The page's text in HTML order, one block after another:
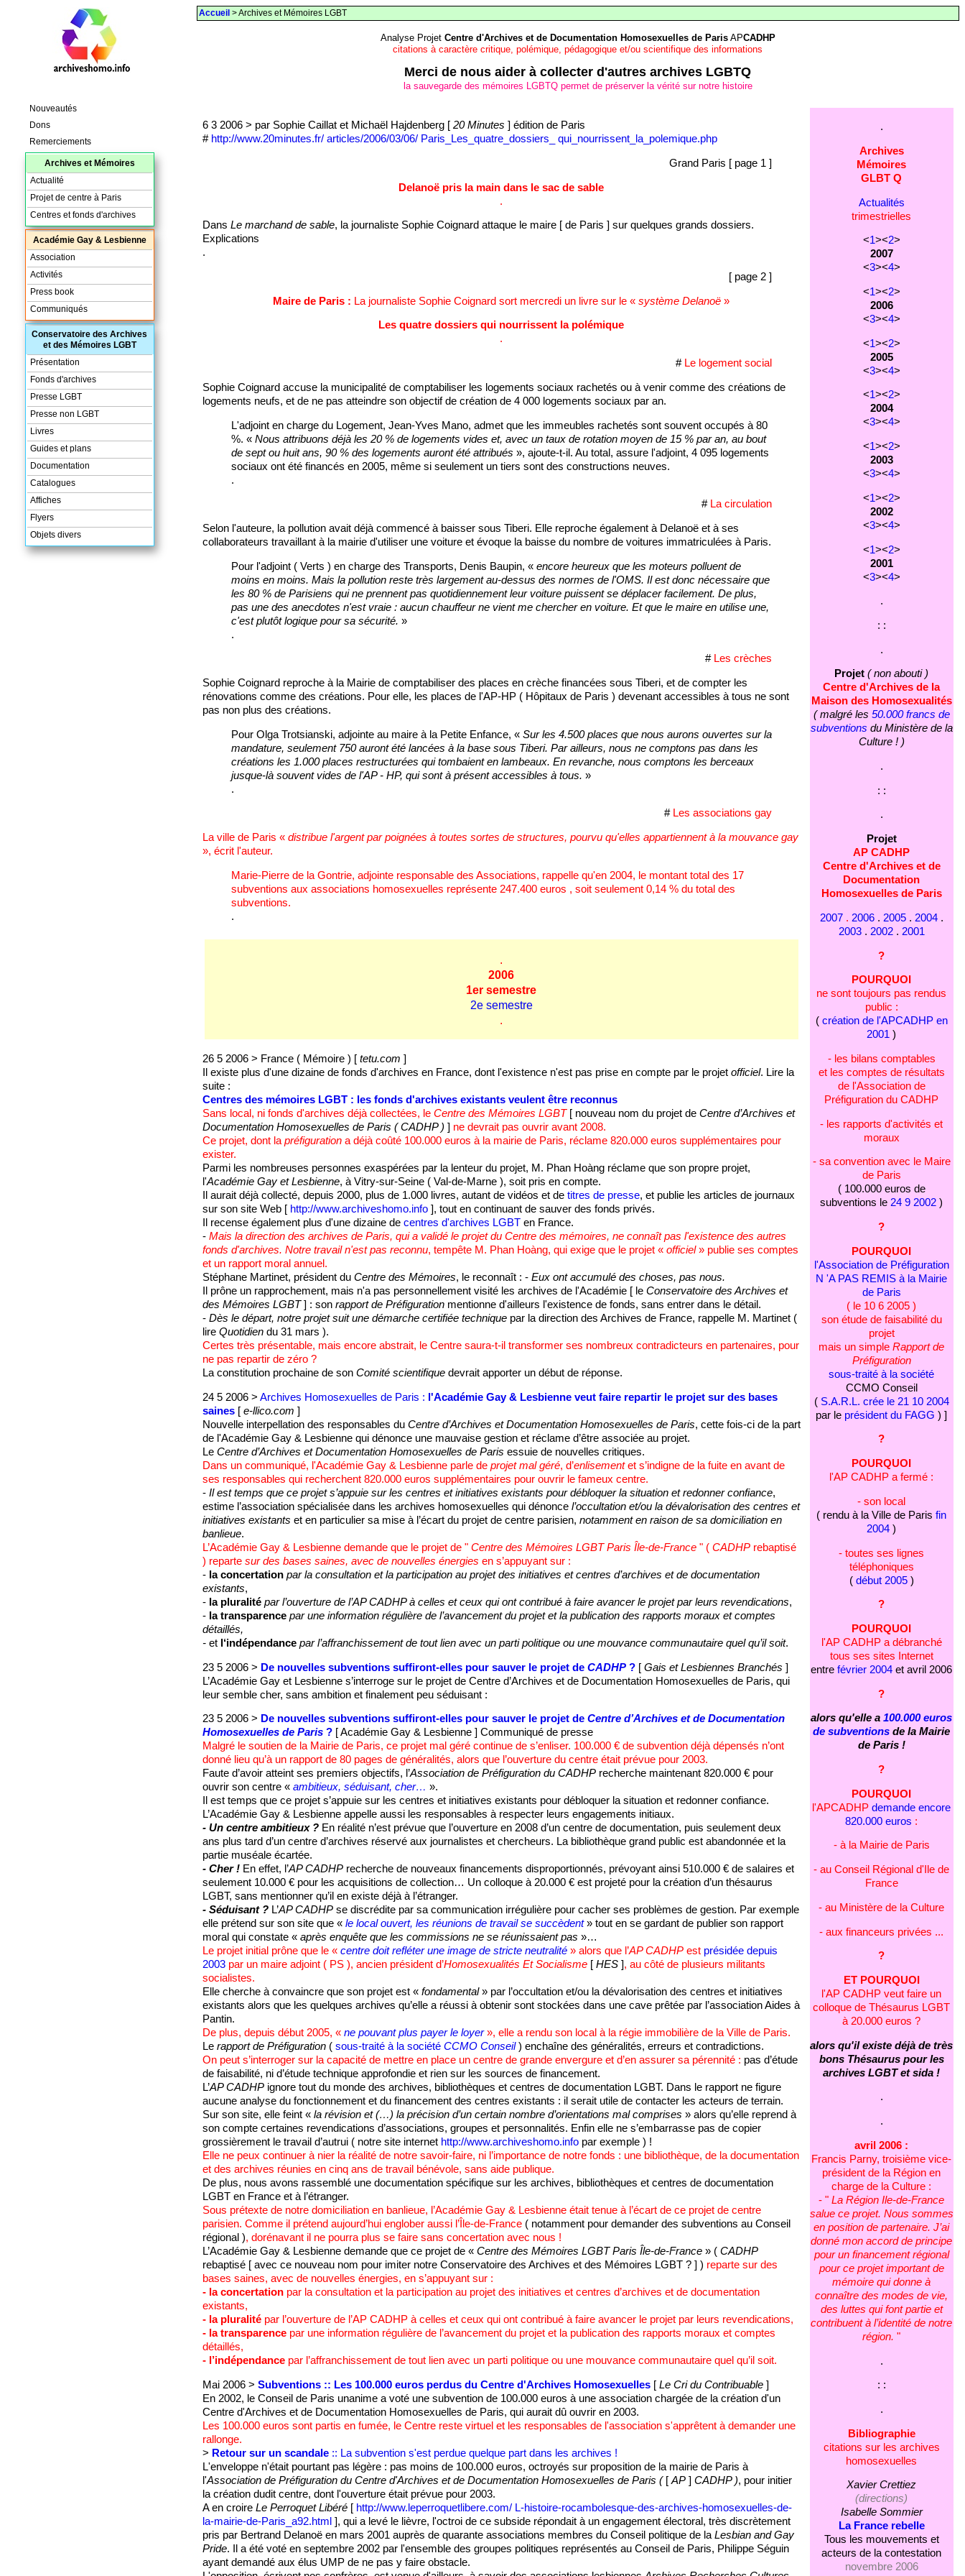
Accueil > Archives et Mémoires LGBT
Analyse Projet Centre d'Archives et de Documentation Homosexuelles de ParisAPCADHP
citations à caractère critique, polémique, pédagogique et/ou scientifique des informations
Merci de nous aider à collecter d'autres archives LGBTQ
la sauvegarde des mémoires LGBTQ permet de préserver la vérité sur notre histoire
6 3 2006 > par Sophie Caillat et Michaël Hajdenberg [ 20 Minutes ] édition de Paris
# http://www.20minutes.fr/ articles/2006/03/06/ Paris_Les_quatre_dossiers_ qui_nourrissent_la_polemique.php
Grand Paris [ page 1 ]
Delanoë pris la main dans le sac de sable
.
Dans Le marchand de sable, la journaliste Sophie Coignard attaque le maire [ de Paris ] sur quelques grands dossiers.
Explications
.
[ page 2 ]
Maire de Paris : La journaliste Sophie Coignard sort mercredi un livre sur le «système Delanoë »
Les quatre dossiers qui nourrissent la polémique
.
# Le logement social
Sophie Coignard accuse la municipalité de comptabiliser les logements sociaux rachetés ou à venir comme des créations de
logements neufs, et de ne pas atteindre son objectif de création de 4 000 logements sociaux par an.
L'adjoint en charge du Logement, Jean-Yves Mano, admet que les immeubles rachetés sont souvent occupés à 80
%. « Nous attribuons déjà les 20 % de logements vides et, avec un taux de rotation moyen de 15 % par an, au bout
de sept ou huit ans, 90 % des logements auront été attribués », ajoute-t-il. Au total, assure l'adjoint, 4 095 logements
sociaux ont été financés en 2005, même si seulement un tiers sont des constructions neuves.
.
# La circulation
Selon l'auteure, la pollution avait déjà commencé à baisser sous Tiberi. Elle reproche également à Delanoë et à ses
collaborateurs travaillant à la mairie d'utiliser une voiture et évoque la baisse du nombre de voitures immatriculées à Paris.
Pour l'adjoint ( Verts ) en charge des Transports, Denis Baupin, « encore heureux que les moteurs polluent de
moins en moins. Mais la pollution reste très largement au-dessus des normes de l'OMS. Il est donc nécessaire que
les 80 % de Parisiens qui ne prennent pas quotidiennement leur voiture puissent se déplacer facilement. De plus,
pas une des anecdotes n'est vraie : aucun chauffeur ne vient me chercher en voiture. Et que le maire en utilise une,
c'est plutôt logique pour sa sécurité. »
.
# Les crèches
Sophie Coignard reproche à la Mairie de comptabiliser des places en crèche financées sous Tiberi, et de compter les
rénovations comme des créations. Pour elle, les places de l'AP-HP ( Hôpitaux de Paris ) devenant accessibles à tous ne sont
pas non plus des créations.
Pour Olga Trotsianski, adjointe au maire à la Petite Enfance, « Sur les 4.500 places que nous aurons ouvertes sur la
mandature, seulement 750 auront été lancées à la base sous Tiberi. Par ailleurs, nous ne comptons pas dans les
créations les 1.000 places restructurées qui tombaient en lambeaux. En revanche, nous comptons les berceaux
jusque-là souvent vides de l'AP - HP, qui sont à présent accessibles à tous. »
.
# Les associations gay
La ville de Paris « distribue l'argent par poignées à toutes sortes de structures, pourvu qu'elles appartiennent à la mouvance gay
», écrit l'auteur.
Marie-Pierre de la Gontrie, adjointe responsable des Associations, rappelle qu'en 2004, le montant total des 17
subventions aux associations homosexuelles représente 247.400 euros , soit seulement 0,14 % du total des
subventions.
.
.
2006
1er semestre
2e semestre
.
26 5 2006 > France ( Mémoire ) [ tetu.com ]
Il existe plus d'une dizaine de fonds d'archives en France, dont l'existence n'est pas prise en compte par le projet officiel. Lire la
suite :
Centres des mémoires LGBT : les fonds d'archives existants veulent être reconnus
Sans local, ni fonds d'archives déjà collectées, le Centre des Mémoires LGBT[ nouveau nom du projet de Centre d’Archives et
Documentation Homosexuelles de Paris ( CADHP ) ] ne devrait pas ouvrir avant 2008.
Ce projet, dont la préfigurationa déjà coûté 100.000 euros à la mairie de Paris, réclame 820.000 euros supplémentaires pour
exister.
Parmi les nombreuses personnes exaspérées par la lenteur du projet, M. Phan Hoàng réclame que son propre projet,
l'Académie Gay et Lesbienne, à Vitry-sur-Seine ( Val-de-Marne ), soit pris en compte.
Il aurait déjà collecté, depuis 2000, plus de 1.000 livres, autant de vidéos et de titres de presse, et publie les articles de journaux
sur son site Web [ http://www.archiveshomo.info], tout en continuant de sauver des fonds privés.
Il recense également plus d'une dizaine de centres d'archives LGBTen France.
- Mais la direction des archives de Paris, qui a validé le projet du Centre des mémoires, ne connaît pas l'existence des autres
fonds d'archives. Notre travail n'est pas reconnu, tempête M. Phan Hoàng, qui exige que le projet « officiel» publie ses comptes
et un rapport moral annuel.
Stéphane Martinet, président du Centre des Mémoires, le reconnaît : - Eux ont accumulé des choses, pas nous.
Il prône un rapprochement, mais n'a pas personnellement visité les archives de l'Académie [ le Conservatoire des Archives et
des Mémoires LGBT] : son rapport de Préfigurationmentionne d'ailleurs l'existence de fonds, sans entrer dans le détail.
- Dès le départ, notre projet suit une démarche certifiée techniquepar la direction des Archives de France, rappelle M. Martinet (
lire Quotidiendu 31 mars ).
Certes très présentable, mais encore abstrait, le Centre saura-t-il transformer ses nombreux contradicteurs en partenaires, pour
ne pas repartir de zéro ?
La constitution prochaine de son Comité scientifiquedevrait apporter un début de réponse.
24 5 2006 > Archives Homosexuelles de Paris : l'Académie Gay & Lesbienne veut faire repartir le projet sur des bases
saines[ e-llico.com ]
Nouvelle interpellation des responsables du Centre d’Archives et Documentation Homosexuelles de Paris, cette fois-ci de la part
de l'Académie Gay & Lesbienne qui dénonce une mauvaise gestion et réclame d’être associée au projet.
Le Centre d’Archives et Documentation Homosexuelles de Paris essuie de nouvelles critiques.
Dans un communiqué, l'Académie Gay & Lesbienne parle de projet mal géré, d’enlisementet s’indigne de la fuite en avant de
ses responsables qui recherchent 820.000 euros supplémentaires pour ouvrir le fameux centre.
- Il est temps que ce projet s’appuie sur les centres et initiatives existants pour débloquer la situation et redonner confiance,
estime l’association spécialisée dans les archives homosexuelles qui dénonce l’occultation et/ou la dévalorisation des centres et
initiatives existants et en particulier sa mise à l’écart du projet de centre parisien, notamment en raison de sa domiciliation en
banlieue.
L’Académie Gay & Lesbienne demande que le projet de " Centre des Mémoires LGBT Paris Île-de-France" ( CADHPrebaptisé
) reparte sur des bases saines, avec de nouvelles énergies en s’appuyant sur :
- la concertation par la consultation et la participation au projet des initiatives et centres d’archives et de documentation
existants,
- la pluralité par l’ouverture de l’AP CADHP à celles et ceux qui ont contribué à faire avancer le projet par leurs revendications,
- la transparence par une information régulière de l’avancement du projet et la publication des rapports moraux et comptes
détaillés,
- et l‘indépendance par l’affranchissement de tout lien avec un parti politique ou une mouvance communautaire quel qu’il soit.
23 5 2006 > De nouvelles subventions suffiront-elles pour sauver le projet de CADHP?[ Gais et Lesbiennes Branchés ]
L’Académie Gay et Lesbienne s’interroge sur le projet de Centre d’Archives et de Documentation Homosexuelles de Paris, qui
leur semble cher, sans ambition et finalement peu séduisant :
23 5 2006 > De nouvelles subventions suffiront-elles pour sauver le projet de Centre d’Archives et de Documentation
Homosexuelles de Paris?[ Académie Gay & Lesbienne ] Communiqué de presse
Malgré le soutien de la Mairie de Paris, ce projet mal géré continue de s’enliser. 100.000 € de subvention déjà dépensés n’ont
donné lieu qu’à un rapport de 80 pages de généralités, alors que l’ouverture du centre était prévue pour 2003.
Faute d’avoir atteint ses premiers objectifs, l’Association de Préfiguration du CADHPrecherche maintenant 820.000 € pour
ouvrir son centre « ambitieux, séduisant, cher… ».
Il est temps que ce projet s’appuie sur les centres et initiatives existants pour débloquer la situation et redonner confiance.
L’Académie Gay & Lesbienne appelle aussi les responsables à respecter leurs engagements initiaux.
- Un centre ambitieux ?En réalité n’est prévue que l’ouverture en 2008 d’un centre de documentation, puis seulement deux
ans plus tard d’un centre d’archives réservé aux journalistes et chercheurs. La bibliothèque grand public est abandonnée et la
partie muséale écartée.
- Cher !En effet, l’AP CADHPrecherche de nouveaux financements disproportionnés, prévoyant ainsi 510.000 € de salaires et
seulement 10.000 € pour les acquisitions de collection… Un colloque à 20.000 € est projeté pour la création d’un thésaurus
LGBT, sans mentionner qu’il en existe déjà à l’étranger.
- Séduisant ?L’AP CADHPse discrédite par sa communication irrégulière pour cacher ses problèmes de gestion. Par exemple
elle prétend sur son site que « le local ouvert, les réunions de travail se succèdent» tout en se gardant de publier son rapport
moral qui constate « après enquête que les commissions ne se réunissaient pas »…
Le projet initial prône que le « centre doit refléter une image de stricte neutralité» alors que l’AP CADHPest présidée depuis
2003par un maire adjoint ( PS ), ancien président d’Homosexualités Et Socialisme[ HES], au côté de plusieurs militants
socialistes.
Elle cherche à convaincre que son projet est « fondamental» par l’occultation et/ou la dévalorisation des centres et initiatives
existants alors que les quelques archives qu’elle a réussi à obtenir sont stockées dans une cave prêtée par l’association Aides à
Pantin.
De plus, depuis début 2005, « ne pouvant plus payer le loyer», elle a rendu son local à la régie immobilière de la Ville de Paris.
Le rapport de Préfiguration( sous-traité à la société CCMO Conseil) enchaîne des généralités, erreurs et contradictions.
On peut s’interroger sur la capacité de mettre en place un centre de grande envergure et d’en assurer sa pérennité : pas d’étude
de faisabilité, ni d’étude technique approfondie et rien sur les sources de financement.
L’AP CADHPignore tout du monde des archives, bibliothèques et centres de documentation LGBT. Dans le rapport ne figure
aucune analyse du fonctionnement et du financement des centres existants : il serait utile de contacter les acteurs de terrain.
Sur son site, elle feint « la révision et (…) la précision d’un certain nombre d’orientations mal comprises » alors qu’elle reprend à
son compte certaines revendications d’associations, groupes et personnalités. Enfin elle ne s’embarrasse pas de copier
grossièrement le travail d’autrui ( notre site internet http://www.archiveshomo.infopar exemple ) !
Elle ne peux continuer à nier la réalité de notre savoir-faire, ni l’importance de notre fonds : une bibliothèque, de la documentation
et des archives réunies en cinq ans de travail bénévole, sans aide publique.
De plus, nous avons rassemblé une documentation spécifique sur les archives, bibliothèques et centres de documentation
LGBT en France et à l’étranger.
Sous prétexte de notre domiciliation en banlieue, l’Académie Gay & Lesbienne était tenue à l’écart de ce projet de centre
parisien. Comme il prétend aujourd’hui englober aussi l’Île-de-France( notamment pour demander des subventions au Conseil
régional ), dorénavant il ne pourra plus se faire sans concertation avec nous !
L’Académie Gay & Lesbienne demande que ce projet de « Centre des Mémoires LGBT Paris Île-de-France» ( CADHP
rebaptisé [ avec ce nouveau nom pour imiter notre Conservatoire des Archives et des Mémoires LGBT ? ] ) reparte sur des
bases saines, avec de nouvelles énergies, en s’appuyant sur :
- la concertationpar la consultation et la participation au projet des initiatives et centres d’archives et de documentation
existants,
- la pluralitépar l’ouverture de l’AP CADHP à celles et ceux qui ont contribué à faire avancer le projet par leurs revendications,
- la transparencepar une information régulière de l’avancement du projet et la publication des rapports moraux et comptes
détaillés,
- l’indépendancepar l’affranchissement de tout lien avec un parti politique ou une mouvance communautaire quel qu’il soit.
Mai 2006 > Subventions :: Les 100.000 euros perdus du Centre d'Archives Homosexuelles[ Le Cri du Contribuable ]
En 2002, le Conseil de Paris unanime a voté une subvention de 100.000 euros à une association chargée de la création d'un
Centre d'Archives et de Documentation Homosexuelles de Paris, qui aurait dû ouvrir en 2003.
Les 100.000 euros sont partis en fumée, le Centre reste virtuel et les responsables de l'association s'apprêtent à demander une
rallonge.
> Retour sur un scandale:: La subvention s'est perdue quelque part dans les archives !
L'enveloppe n'était pourtant pas légère : pas moins de 100.000 euros, octroyés sur proposition de la mairie de Paris à
l'Association de Préfiguration du Centre d'Archives et de Documentation Homosexuelles de Paris ([ AP] CADHP ), pour initier
la création dudit centre, dont l'ouverture était prévue pour 2003.
A en croire Le Perroquet Libéré[ http://www.leperroquetlibere.com/ L-histoire-rocambolesque-des-archives-homosexuelles-de-
la-mairie-de-Paris_a92.html ], qui a levé le lièvre, l'octroi de ce subside répondait à un engagement électoral, très discrètement
pris par Bertrand Delanoë en mars 2001 auprès de quarante associations membres du Conseil politique de la Lesbian and Gay
Pride. Il a été voté en septembre 2002 par l'ensemble des groupes politiques représentés au Conseil de Paris, Philippe Séguin
ayant demandé aux élus UMP de ne pas y faire obstacle.
.
Archives
Mémoires
GLBT Q
Actualités
trimestrielles
<1><2>
2007
<3><4>
<1><2>
2006
<3><4>
<1><2>
2005
<3><4>
<1><2>
2004
<3><4>
<1><2>
2003
<3><4>
<1><2>
2002
<3><4>
<1><2>
2001
<3><4>
.
: :
.
Projet ( non abouti )
Centre d'Archives de la
Maison des Homosexualités
( malgré les 50.000 francs de
subventions du Ministère de la
Culture ! )
.
: :
.
Projet
AP CADHP
Centre d'Archives et de
Documentation
Homosexuelles de Paris
2007. 2006. 2005. 2004.
2003. 2002. 2001
?
POURQUOI
ne sont toujours pas rendus
public :
( création de l'APCADHP en
2001 )
- les bilans comptables
et les comptes de résultats
de l'Association de
Préfiguration du CADHP
- les rapports d'activités et
moraux
- sa convention avec le Maire
de Paris
( 100.000 euros de
subventions le24 9 2002 )
?
POURQUOI
l'Association de Préfiguration
N 'A PAS REMIS à la Mairie
de Paris
( le 10 6 2005 )
son étude de faisabilité du
projet
mais un simpleRapport de
Préfiguration
sous-traité à la société
CCMO Conseil
( S.A.R.L. crée le 21 10 2004
par le président du FAGG ) ]
?
POURQUOI
l'AP CADHP a fermé :
- son local
( rendu à la Ville de Parisfin
2004 )
- toutes ses lignes
téléphoniques
( début 2005)
?
POURQUOI
l'AP CADHP a débranché
tous ses sites Internet
entrefévrier 2004 et avril 2006
?
alors qu'elle a100.000 euros
de subventions de la Mairie
de Paris !
?
POURQUOI
l'APCADHPdemande encore
820.000 euros :
- à la Mairie de Paris
- au Conseil Régional d'Ile de
France
- au Ministère de la Culture
- aux financeurs privées ...
?
ET POURQUOI
l'AP CADHP veut faire un
colloque de Thésaurus LGBT
à 20.000 euros ?
alors qu'il existe déjà de très
bons Thésaurus pour les
archives LGBT et sida !
.
.
avril 2006 :
Francis Parny, troisième vice-
président de la Région en
charge de la Culture :
- "La Région Ile-de-France
salue ce projet. Nous sommes
en position de partenaire. J’ai
donné mon accord de principe
pour un financement régional
pour ce projet important de
mémoire qui donne à
connaître des modes de vie,
des luttes qui font partie et
contribuent à l’identité de notre
région. "
.
: :
.
Bibliographie
citations sur les archives
homosexuelles
Xavier Crettiez
(directions)
Isabelle Sommier
La France rebelle
Tous les mouvements et
acteurs de la contestation
novembre 2006
Nouveautés
Dons
Remerciements
Archives et Mémoires
Actualité
Projet de centre à Paris
Centres et fonds d'archives
Académie Gay & Lesbienne
Association
Activités
Press book
Communiqués
Conservatoire des Archives
et des Mémoires LGBT
Présentation
Fonds d'archives
Presse LGBT
Presse non LGBT
Livres
Guides et plans
Documentation
Catalogues
Affiches
Flyers
Objets divers